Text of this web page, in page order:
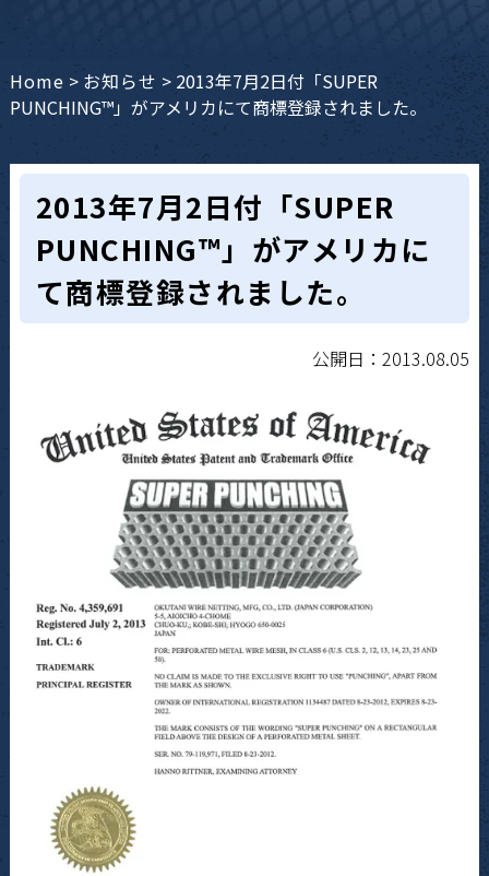
Home > お知らせ > 2013年7月2日付「SUPER
PUNCHING™」がアメリカにて商標登録されました。
2013年7月2日付「SUPER
PUNCHING™」がアメリカに
て商標登録されました。
公開日：2013.08.05